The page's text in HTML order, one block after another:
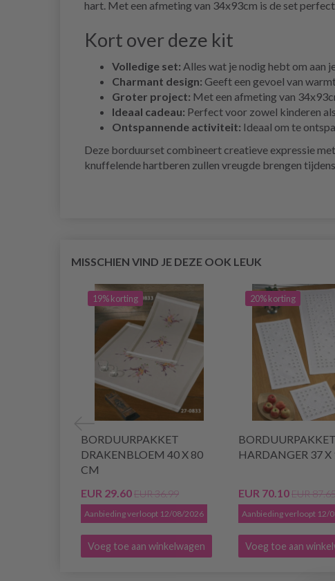
hart. Met een afmeting van 34x93cm is de set
Kort over deze kit
Volledige set: Alles wat je nodig hebt om aan
Charmant design: Geeft een gevoel van
Groter project: Met een afmeting van
Ideaal cadeau: Perfect voor zowel kinderen
Ontspannende activiteit: Ideaal om te
Deze borduurset combineert creatieve expressie
knuffelende hartberen zullen vreugde brengen
MISSCHIEN VIND JE DEZE OOK LEUK
19% korting
BORDUURPAKKET
DRAKENBLOEM 40 X 80
CM
EUR 29.60EUR 36.99
Aanbieding verloopt 12/08/2026
Voeg toe aan winkelwagen
20% korting
BORDUURPAKKET
HARDANGER 37 X
EUR 70.10EUR
Aanbieding verloopt 12/
Voeg toe aan